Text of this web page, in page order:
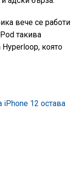
вече се работи
такива
която
iPhone 12 остава